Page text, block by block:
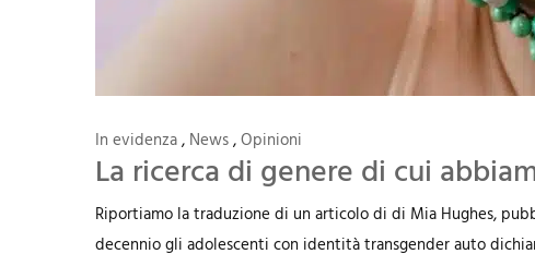
In evidenza, News,Opinioni
La ricerca di genere di cui
Riportiamo la traduzione di un articolo di di Mia Hughes,
decennio gli adolescenti con identità transgender auto